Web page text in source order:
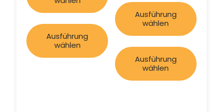
Ausführung
wählen
Ausführung
wählen
Ausführung
wählen